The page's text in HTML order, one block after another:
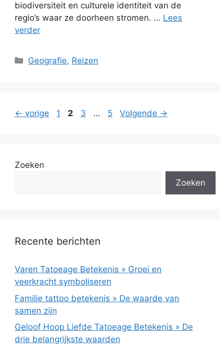
biodiversiteit en culturele identiteit van de
regio’s waar ze doorheen stromen. … Lees
verder
Categorieën
Geografie, Reizen
← vorige Pagina
1 Pagina
2 Pagina
3 … Pagina
5 Volgende →
Zoeken
Zoeken
Recente berichten
Varen Tatoeage Betekenis » Groei en
veerkracht symboliseren
Familie tattoo betekenis » De waarde van
samen zijn
Geloof Hoop Liefde Tatoeage Betekenis » De
drie belangrijkste waarden